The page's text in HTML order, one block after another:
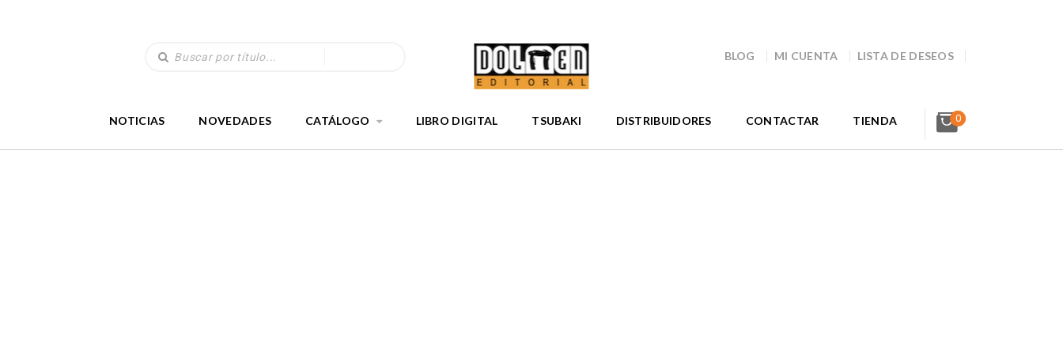
BLOG MI CUENTA LISTA DE DESEOS
NOTICIAS NOVEDADES CATÁLOGO LIBRO DIGITAL TSUBAKI DISTRIBUIDORES CONTACTAR TIENDA 0